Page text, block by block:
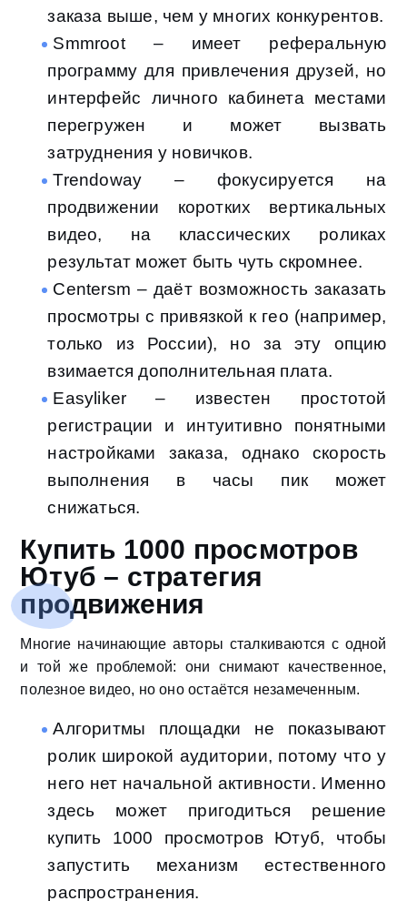
заказа выше, чем у многих конкурентов.
Smmroot – имеет реферальную
программу для привлечения друзей, но
интерфейс личного кабинета местами
перегружен и может вызвать
затруднения у новичков.
Trendoway – фокусируется на
продвижении коротких вертикальных
видео, на классических роликах
результат может быть чуть скромнее.
Centersm – даёт возможность заказать
просмотры с привязкой к гео (например,
только из России), но за эту опцию
взимается дополнительная плата.
Easyliker – известен простотой
регистрации и интуитивно понятными
настройками заказа, однако скорость
выполнения в часы пик может
снижаться.
Купить 1000 просмотров
Ютуб – стратегия
продвижения
Многие начинающие авторы сталкиваются с одной
и той же проблемой: они снимают качественное,
полезное видео, но оно остаётся незамеченным.
Алгоритмы площадки не показывают
ролик широкой аудитории, потому что у
него нет начальной активности. Именно
здесь может пригодиться решение
купить 1000 просмотров Ютуб, чтобы
запустить механизм естественного
распространения.